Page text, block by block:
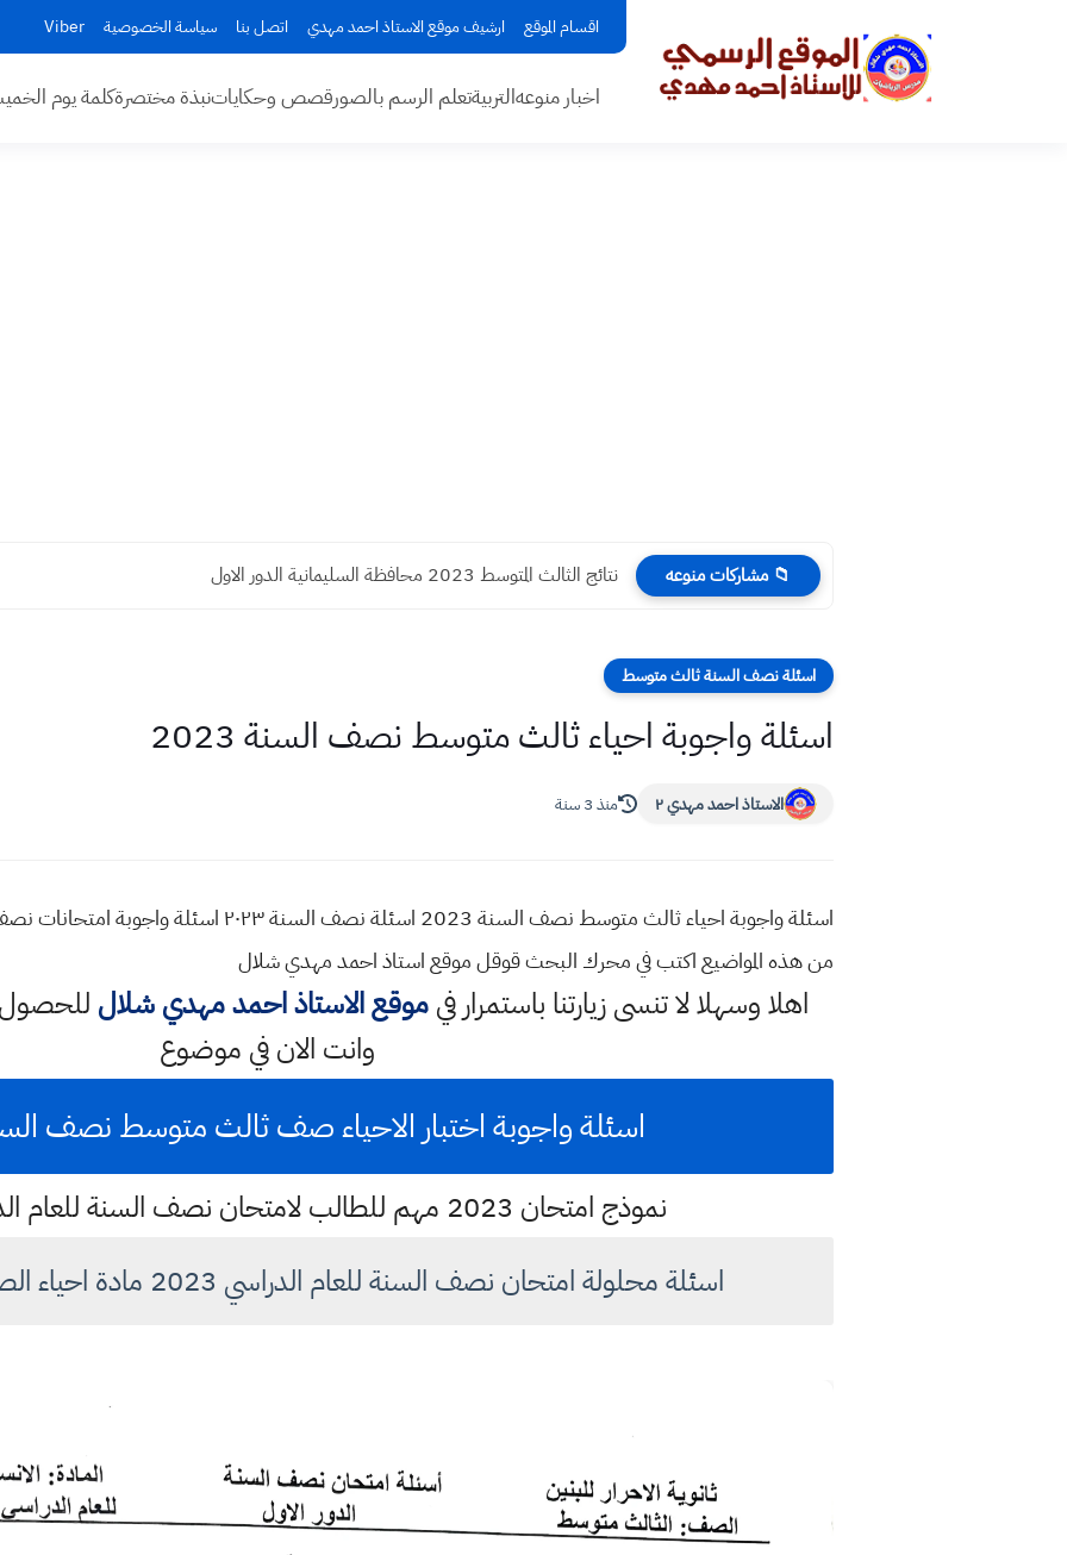
اقسام الموقع ارشيف موقع الاستاذ احمد مهدي اتصل بنا سياسة الخصوصية Viber
اخبار منوعهالتربيةتعلم الرسم بالصورقصص وحكاياتنبذة مختصرةكلمة يوم
📁 مشاركات منوعه نتائج الثالث المتوسط 2023 محافظة السليمانية الدور الاول
اسئلة نصف السنة ثالث متوسط
اسئلة واجوبة احياء ثالث متوسط نصف السنة 2023
الاستاذ احمد مهدي ٢ منذ 3 سنة
من هذه المواضيع اكتب في محرك البحث قوقل موقع استاذ احمد مهدي شلال
اهلا وسهلالا تنسى زيارتنا باستمرار فيموقع الاستاذ احمد مهدي شلال
وانت الان في موضوع
اسئلة واجوبة اختبار الاحياء صف ثالث متوسط نصف السنة
نموذج امتحان 2023 مهم للطالب لامتحان نصف السنة للعام الدراسي 2023
اسئلة محلولة امتحان نصف السنة للعام الدراسي 2023 مادة احياء الصف الثالث متوسط